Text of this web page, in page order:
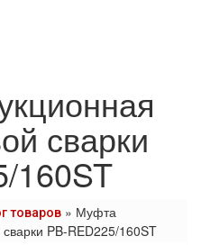
сварки
160ST
товаров » Муфта
PB-RED225/160ST